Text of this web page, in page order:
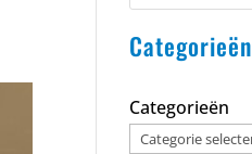
Categorieën
Categorieën